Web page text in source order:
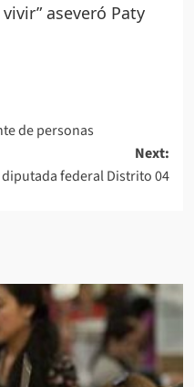
aseveró Paty
de personas
Next:
federal Distrito 04